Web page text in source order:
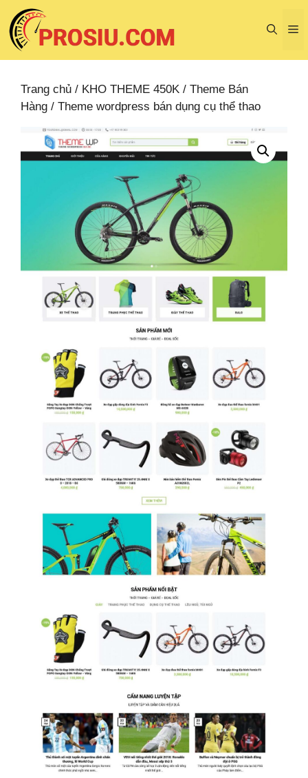
Chuyển
đến
nội
dung
Trang chủ / KHO THEME 450K / Theme Bán
Hàng / Theme wordpress bán dụng cụ thể thao